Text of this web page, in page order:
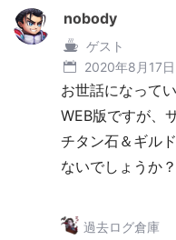
nobody
ゲスト
2020年8月17
お世話になってい
WEB版ですが、
チタン石＆ギル
ないでしょうか？
過去ログ倉庫